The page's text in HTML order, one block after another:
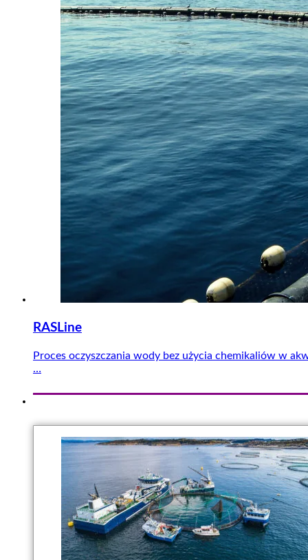
RASLine
Proces oczyszczania wody bez użycia chemikaliów w
…